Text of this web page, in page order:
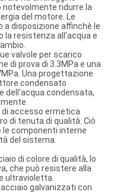
ridurre la
del motore. Le
disposizione affinchè le
la resistenza all'acqua e
valvole per scarico
di prova di 3.3MPa e una
Una progettazione
condensato
dell'acqua condensata,
di accesso ermetica
di tenuta di qualità. Ciò
le componenti interne
del sistema.
di colore di qualità, lo
che può resistere alla
ultravioletta.
galvanizzati con